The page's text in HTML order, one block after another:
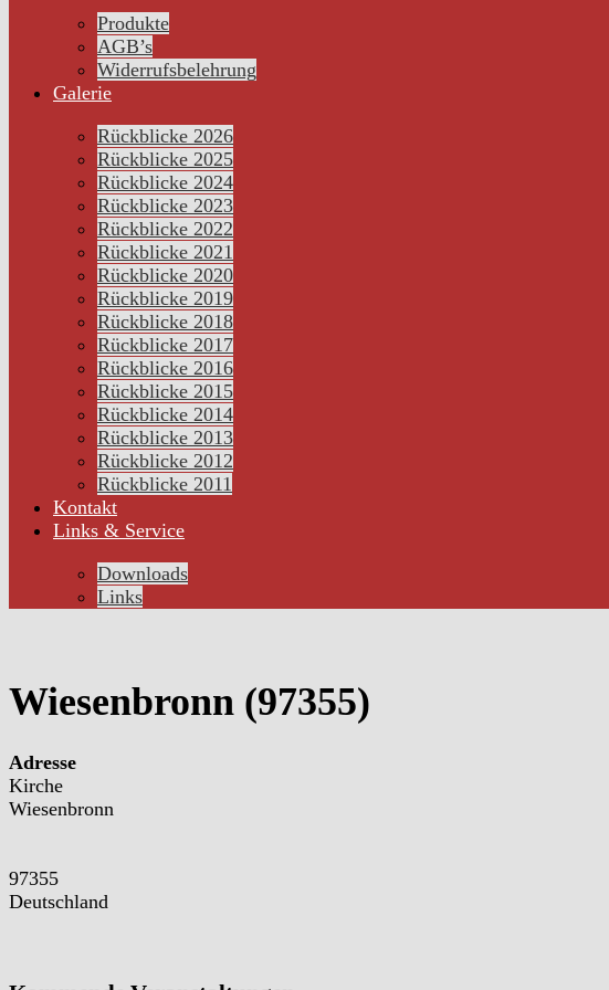
Produkte
AGB’s
Widerrufsbelehrung
Galerie
Rückblicke 2026
Rückblicke 2025
Rückblicke 2024
Rückblicke 2023
Rückblicke 2022
Rückblicke 2021
Rückblicke 2020
Rückblicke 2019
Rückblicke 2018
Rückblicke 2017
Rückblicke 2016
Rückblicke 2015
Rückblicke 2014
Rückblicke 2013
Rückblicke 2012
Rückblicke 2011
Kontakt
Links & Service
Downloads
Links
Wiesenbronn (97355)
Adresse
Kirche
Wiesenbronn
97355
Deutschland